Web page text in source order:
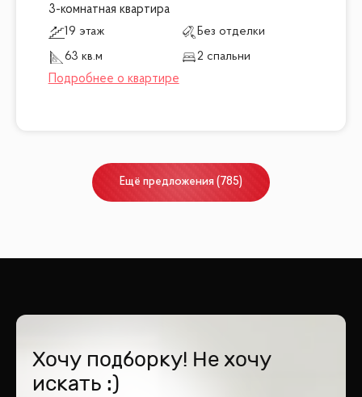
3-комнатная квартира
19 этаж
Без отделки
63 кв.м
2 спальни
Ещё предложения ( 785)
Хочу подборку! Не хочу
искать :)